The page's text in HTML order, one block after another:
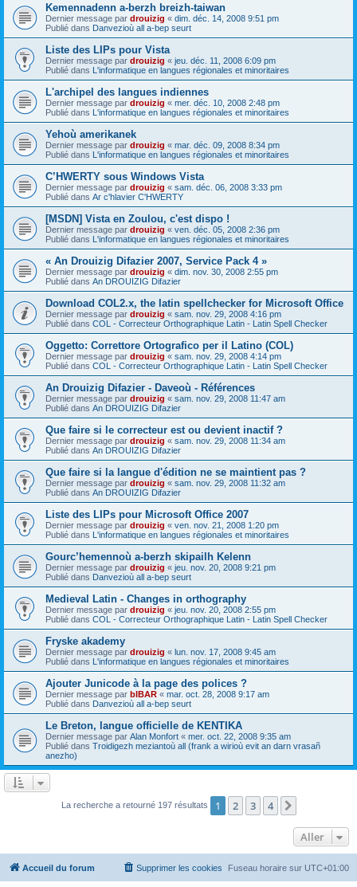
Kemennadenn a-berzh breizh-taiwan
Dernier message par drouizig « dim. déc. 14, 2008 9:51 pm
Publié dans Danvezioù all a-bep seurt
Liste des LIPs pour Vista
Dernier message par drouizig « jeu. déc. 11, 2008 6:09 pm
Publié dans L'informatique en langues régionales et minoritaires
L'archipel des langues indiennes
Dernier message par drouizig « mer. déc. 10, 2008 2:48 pm
Publié dans L'informatique en langues régionales et minoritaires
Yehoù amerikanek
Dernier message par drouizig « mar. déc. 09, 2008 8:34 pm
Publié dans L'informatique en langues régionales et minoritaires
C’HWERTY sous Windows Vista
Dernier message par drouizig « sam. déc. 06, 2008 3:33 pm
Publié dans Ar c'hlavier C'HWERTY
[MSDN] Vista en Zoulou, c'est dispo !
Dernier message par drouizig « ven. déc. 05, 2008 2:36 pm
Publié dans L'informatique en langues régionales et minoritaires
« An Drouizig Difazier 2007, Service Pack 4 »
Dernier message par drouizig « dim. nov. 30, 2008 2:55 pm
Publié dans An DROUIZIG Difazier
Download COL2.x, the latin spellchecker for Microsoft Office
Dernier message par drouizig « sam. nov. 29, 2008 4:16 pm
Publié dans COL - Correcteur Orthographique Latin - Latin Spell Checker
Oggetto: Correttore Ortografico per il Latino (COL)
Dernier message par drouizig « sam. nov. 29, 2008 4:14 pm
Publié dans COL - Correcteur Orthographique Latin - Latin Spell Checker
An Drouizig Difazier - Daveoù - Références
Dernier message par drouizig « sam. nov. 29, 2008 11:47 am
Publié dans An DROUIZIG Difazier
Que faire si le correcteur est ou devient inactif ?
Dernier message par drouizig « sam. nov. 29, 2008 11:34 am
Publié dans An DROUIZIG Difazier
Que faire si la langue d'édition ne se maintient pas ?
Dernier message par drouizig « sam. nov. 29, 2008 11:32 am
Publié dans An DROUIZIG Difazier
Liste des LIPs pour Microsoft Office 2007
Dernier message par drouizig « ven. nov. 21, 2008 1:20 pm
Publié dans L'informatique en langues régionales et minoritaires
Gourc’hemennoù a-berzh skipailh Kelenn
Dernier message par drouizig « jeu. nov. 20, 2008 9:21 pm
Publié dans Danvezioù all a-bep seurt
Medieval Latin - Changes in orthography
Dernier message par drouizig « jeu. nov. 20, 2008 2:55 pm
Publié dans COL - Correcteur Orthographique Latin - Latin Spell Checker
Fryske akademy
Dernier message par drouizig « lun. nov. 17, 2008 9:45 am
Publié dans L'informatique en langues régionales et minoritaires
Ajouter Junicode à la page des polices ?
Dernier message par bIBAR « mar. oct. 28, 2008 9:17 am
Publié dans Danvezioù all a-bep seurt
Le Breton, langue officielle de KENTIKA
Dernier message par Alan Monfort « mer. oct. 22, 2008 9:35 am
Publié dans Troidigezh meziantoù all (frank a wirioù evit an darn vrasañ
anezho)
La recherche a retourné 197 résultats 1 2 3 4
Aller
Accueil du forum Fuseau horaire sur UTC+01:00
Supprimer les cookies